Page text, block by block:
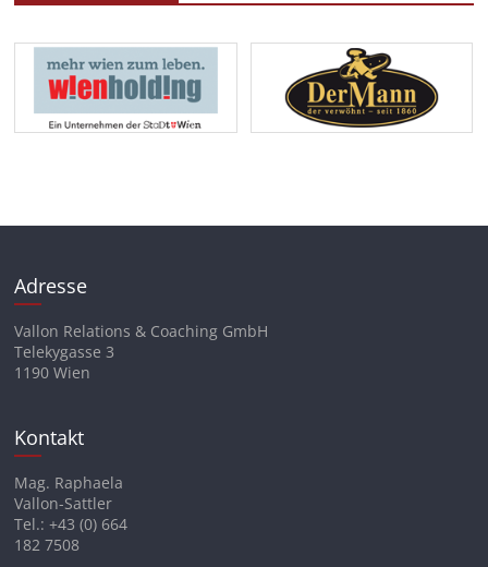
Adresse
Vallon Relations & Coaching GmbH
Telekygasse 3
1190 Wien
Kontakt
Mag. Raphaela
Vallon-Sattler
Tel.: +43 (0) 664
182 7508